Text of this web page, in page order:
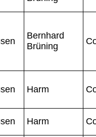
Bernhard
Brüning
Harm
Harm